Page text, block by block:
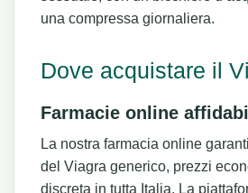
una compressa giornaliera.
Dove acquistare il
Farmacie online
La nostra farmacia online
del Viagra generico, prezzi
discreta in tutta Italia. La